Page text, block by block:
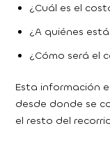
¿Cuál es el
¿A quiénes
¿Cómo será el
Esta información
desde donde se
el resto del